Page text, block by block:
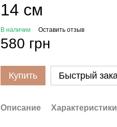
14 см
В наличии Оставить отзыв
580 грн
Купить Быстрый
Описание Характеристики